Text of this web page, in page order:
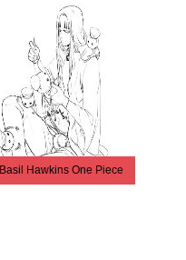
Basil Hawkins One Piece